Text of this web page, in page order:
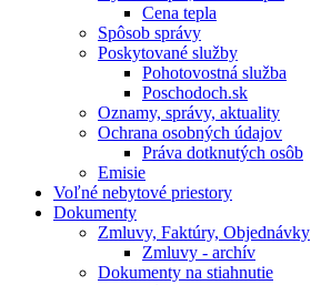
Cena tepla
Spôsob správy
Poskytované služby
Pohotovostná služba
Poschodoch.sk
Oznamy, správy, aktuality
Ochrana osobných údajov
Práva dotknutých osôb
Emisie
Voľné nebytové priestory
Dokumenty
Zmluvy, Faktúry, Objednávky
Zmluvy - archív
Dokumenty na stiahnutie